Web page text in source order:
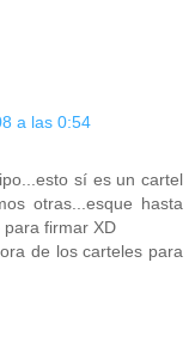
a las 0:54
sí es un cartel
otras...esque hasta
firmar XD
de los carteles para